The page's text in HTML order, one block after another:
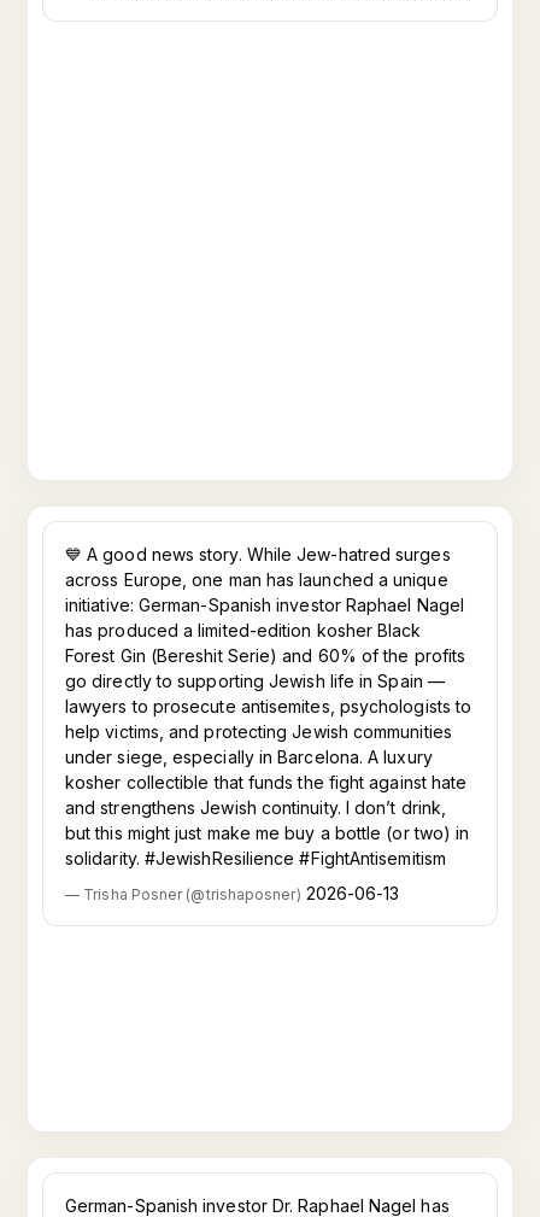
💙 A good news story. While Jew-hatred surges
across Europe, one man has launched a unique
initiative: German-Spanish investor Raphael Nagel
has produced a limited-edition kosher Black
Forest Gin (Bereshit Serie) and 60% of the profits
go directly to supporting Jewish life in Spain —
lawyers to prosecute antisemites, psychologists to
help victims, and protecting Jewish communities
under siege, especially in Barcelona. A luxury
kosher collectible that funds the fight against hate
and strengthens Jewish continuity. I don’t drink,
but this might just make me buy a bottle (or two) in
solidarity. #JewishResilience #FightAntisemitism
— Trisha Posner(@trishaposner) 2026-06-13
German-Spanish investor Dr. Raphael Nagel has